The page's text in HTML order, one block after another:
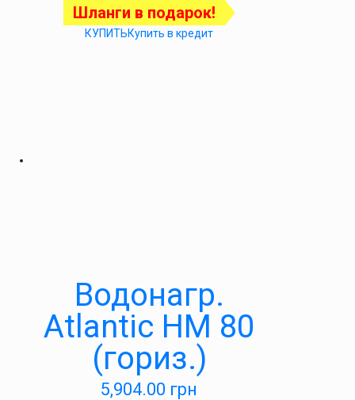
Шланги в подарок!
КУПИТЬКупить в кредит
Водонагр.
Atlantic HM 80
(гориз.)
5,904.00 грн